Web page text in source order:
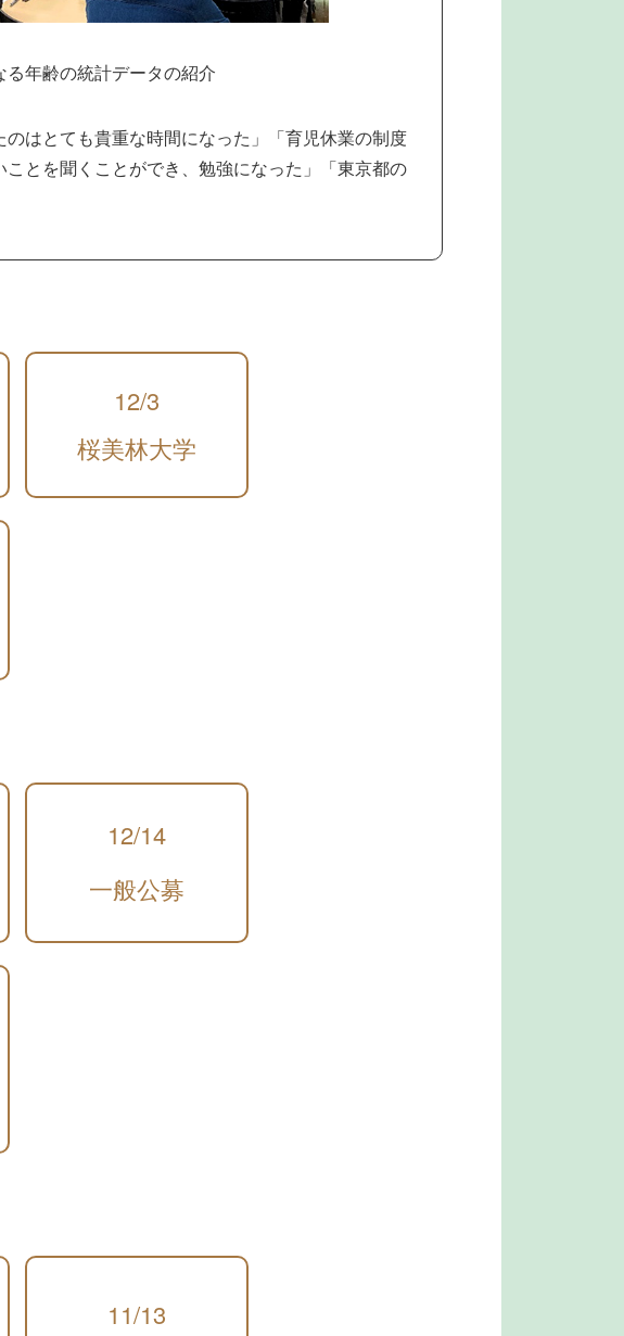
年齢の統計データの紹介
はとても貴重な時間になった」「育児休業の制度
とを聞くことができ、勉強になった」「東京都の
12/3
桜美林大学
12/14
一般公募
11/13